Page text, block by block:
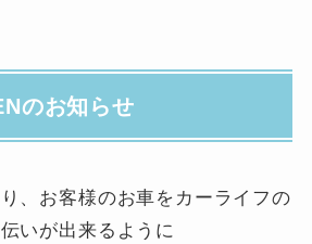
のお知らせ
、お客様のお車をカーライフの
いが出来るように